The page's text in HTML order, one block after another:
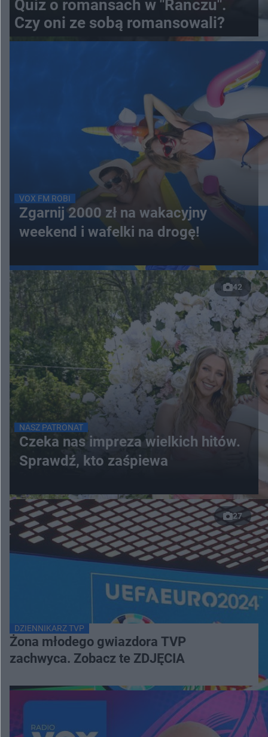
Quiz o romansach w "Ranczu".
Czy oni ze sobą romansowali?
VOX FM ROBI
Zgarnij 2000 zł na wakacyjny
weekend i wafelki na drogę!
42
NASZ PATRONAT
Czeka nas impreza wielkich hitów.
Sprawdź, kto zaśpiewa
27
DZIENNIKARZ TVP
Żona młodego gwiazdora TVP
zachwyca. Zobacz te ZDJĘCIA